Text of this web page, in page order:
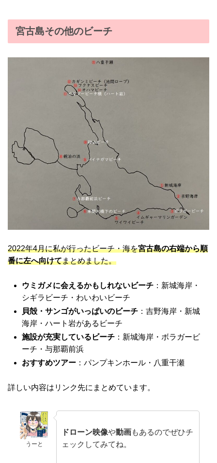
宮古島その他のビーチ
2022年4月に私が行ったビーチ・海を宮古島の右端から順
番に左へ向けてまとめました。
ウミガメに会えるかもしれないビーチ ：新城海岸・
シギラビーチ・わいわいビーチ
貝殻・サンゴがいっぱいのビーチ ：吉野海岸・新城
海岸・ハート岩があるビーチ
施設が充実しているビーチ ：新城海岸・ボラガービ
ーチ・与那覇前浜
おすすめツアー ：パンプキンホール・八重干瀬
詳しい内容はリンク先にまとめています。
うーと
ドローン映像や動画もあるのでぜひチ
ェックしてみてね。